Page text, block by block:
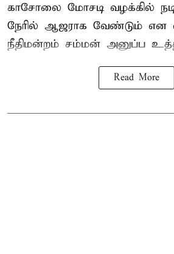
காசோலை மோசடி வழக்கில்
நேரில் ஆஜராக வேண்டும் என
நீதிமன்றம் சம்மன் அனுப்ப
Read More